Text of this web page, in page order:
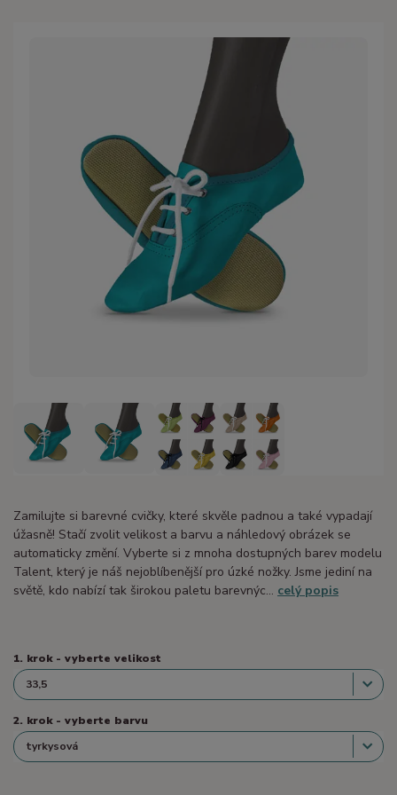
Zamilujte si barevné cvičky, které skvěle padnou a také vypadají
úžasně! Stačí zvolit velikost a barvu a náhledový obrázek se
automaticky změní. Vyberte si z mnoha dostupných barev modelu
Talent, který je náš nejoblíbenější pro úzké nožky. Jsme jediní na
světě, kdo nabízí tak širokou paletu barevnýc... celý popis
1. krok - vyberte velikost
2. krok - vyberte barvu